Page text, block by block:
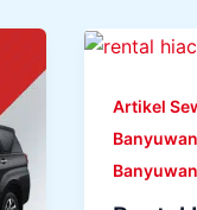
Artikel